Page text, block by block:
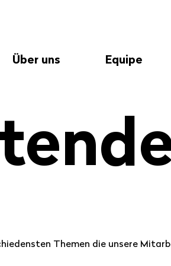
Über uns Equipe
Themen die unsere